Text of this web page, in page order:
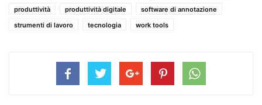
produttività
produttività digitale
software di annotazione
strumenti di lavoro
tecnologia work tools